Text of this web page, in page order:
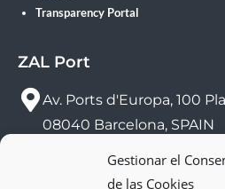
Gestionar el
de las Cookies
Transparency Portal
ZAL Port
Av. Ports d'Europa, 100
08040 Barcelona, SPAIN
sac@zalport.com